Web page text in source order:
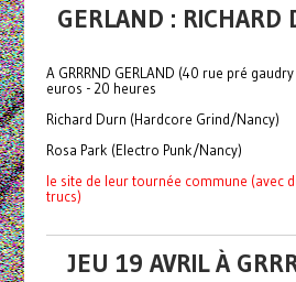
GERLAND : RICHARD
A GRRRND GERLAND (40 rue pré
euros - 20 heures
Richard Durn (Hardcore Grind/Nancy)
Rosa Park (Electro Punk/Nancy)
le site de leur tournée commune (avec
trucs)
JEU 19 AVRIL À